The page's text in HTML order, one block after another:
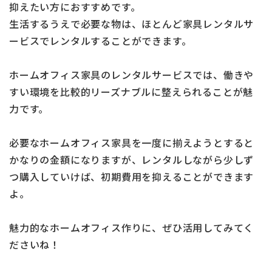
抑えたい方におすすめです。
生活するうえで必要な物は、ほとんど家具レンタルサ
ービスでレンタルすることができます。
ホームオフィス家具のレンタルサービスでは、働きや
すい環境を比較的リーズナブルに整えられることが魅
力です。
必要なホームオフィス家具を一度に揃えようとすると
かなりの金額になりますが、レンタルしながら少しず
つ購入していけば、初期費用を抑えることができます
よ。
魅力的なホームオフィス作りに、ぜひ活用してみてく
ださいね！